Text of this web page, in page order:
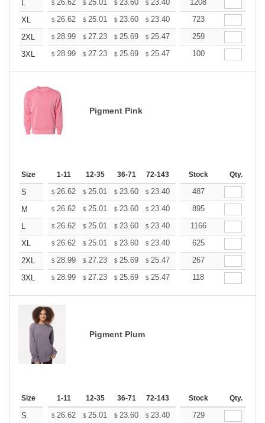
L $ 26.62 $ 25.01 $ 23.60 $ 23.40 22.99
1208
XL
$ 26.62 $ 25.01 $ 23.60 $ 23.40 22.99
723
2XL
$ 28.99 $ 27.23 $ 25.69 $ 25.47 25.03
259
3XL
$ 28.99 $ 27.23 $ 25.69 $ 25.47 25.03
100
Pigment Pink
Size 1-11 12-35 36-71 72-143 144-287 288 + More
Stock Qty.
S $ 26.62 $ 25.01 $ 23.60 $ 23.40 22.99
487
M
$ 26.62 $ 25.01 $ 23.60 $ 23.40 22.99
895
L
$ 26.62 $ 25.01 $ 23.60 $ 23.40 22.99
1166
XL
$ 26.62 $ 25.01 $ 23.60 $ 23.40 22.99
625
2XL
$ 28.99 $ 27.23 $ 25.69 $ 25.47 25.03
267
3XL
$ 28.99 $ 27.23 $ 25.69 $ 25.47 25.03
118
Pigment Plum
Size 1-11 12-35 36-71 72-143 144-287 288 + More
Stock Qty.
S $ 26.62 $ 25.01 $ 23.60 $ 23.40 22.99
729